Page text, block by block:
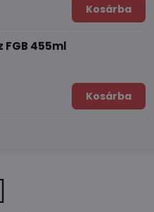
Kosárba
FGB 455ml
Kosárba